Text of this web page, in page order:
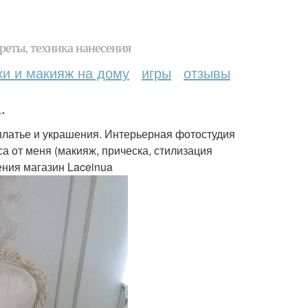
техника нанесения
и макияж на дому игры отзывы
и украшения. Интерьерная фотостудия
меня (макияж, прическа, стилизация
магазин Laceinua